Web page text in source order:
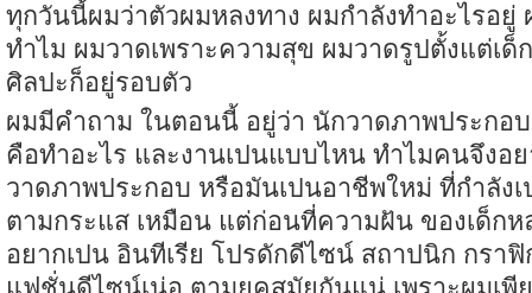
ทุกวันนี้ผมว่าตัวผมหลงทาง ผมกำลังทำอะไรอยู่
ทำไม ผมวาดเพราะความสุข ผมวาดรูปตั้งแต่เด็
ศิลปะก็อยู่รอบตัว
ผมมีคำถาม ในตอนนี้ อยู่ว่า นักวาดภาพประกอ
คือทำอะไร และงานเปนแบบไหน ทำไมคนจึงอ
วาดภาพประกอบ หรือมันเปนอาชีพใหม่ ที่กำลัง
ตามกระแส เหมือน แต่ก่อนที่ความฝัน ของเด็ก
อยากเปน อินทีเรีย โปรดักดีไซน์ สถาปนิก กรา